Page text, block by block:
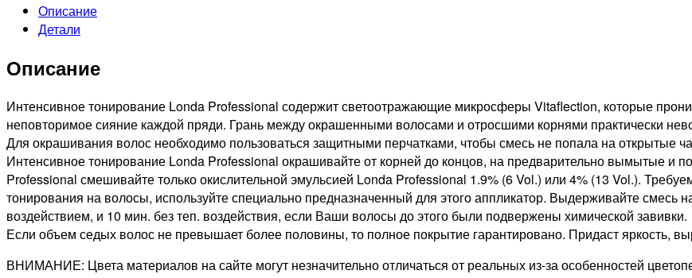
PROFESSIONAL
ИНТЕНСИВНОЕ
БЛОНД
КОРИЧНЕВЫЙ,
60мл
Описание
Детали
Описание
Интенсивное тонирование Londa Professional содержит светоотражающие микросферы Vitaflection, которые
неповторимое сияние каждой пряди. Грань между окрашенными волосами и отросшими корнями практически
Для окрашивания волос необходимо пользоваться защитными перчатками, чтобы смесь не попала на открытые
Интенсивное тонирование Londa Professional окрашивайте от корней до концов, на предварительно вымытые и
Professional смешивайте только окислительной эмульсией Londa Professional 1.9% (6 Vol.) или 4% (13 Vol.).
тонирования на волосы, используйте специально предназначенный для этого аппликатор. Выдерживайте смесь
воздействием, и 10 мин. без теп. воздействия, если Ваши волосы до этого были подвержены химической завивки.
Если объем седых волос не превышает более половины, то полное покрытие гарантировано. Придаст яркость,
ВНИМАНИЕ: Цвета материалов на сайте могут незначительно отличаться от реальных из-за особенностей